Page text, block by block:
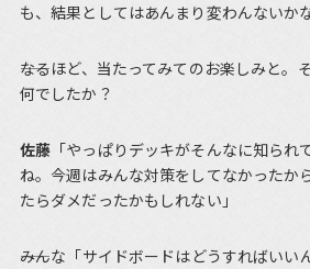
も、結果としてはあんまり変わんないか
――なるほど、当たってみてのお楽しみと
何でしたか？
佐藤 「やっぱりデッキがそんなに知られ
ね。今週はみんな対策をしてなかったか
たらダメだったかもしれない」
――みんな「サイドボードはどうすればい